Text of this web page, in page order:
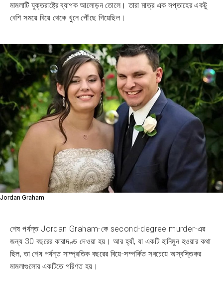
মামলাটি যুক্তরাষ্ট্রে ব্যাপক আলোড়ন তোলে। তারা মাত্র এক সপ্তাহের একটু
বেশি সময়ে বিয়ে থেকে খুনে পৌঁছে গিয়েছিল।
Jordan Graham
শেষ পর্যন্ত Jordan Graham-কে second-degree murder-এর
জন্য 30 বছরের কারাদণ্ড দেওয়া হয়। আর হ্যাঁ, যা একটি হানিমুন হওয়ার কথা
ছিল, তা শেষ পর্যন্ত সাম্প্রতিক বছরের বিয়ে-সম্পর্কিত সবচেয়ে অস্বস্তিকর
মামলাগুলোর একটিতে পরিণত হয়।